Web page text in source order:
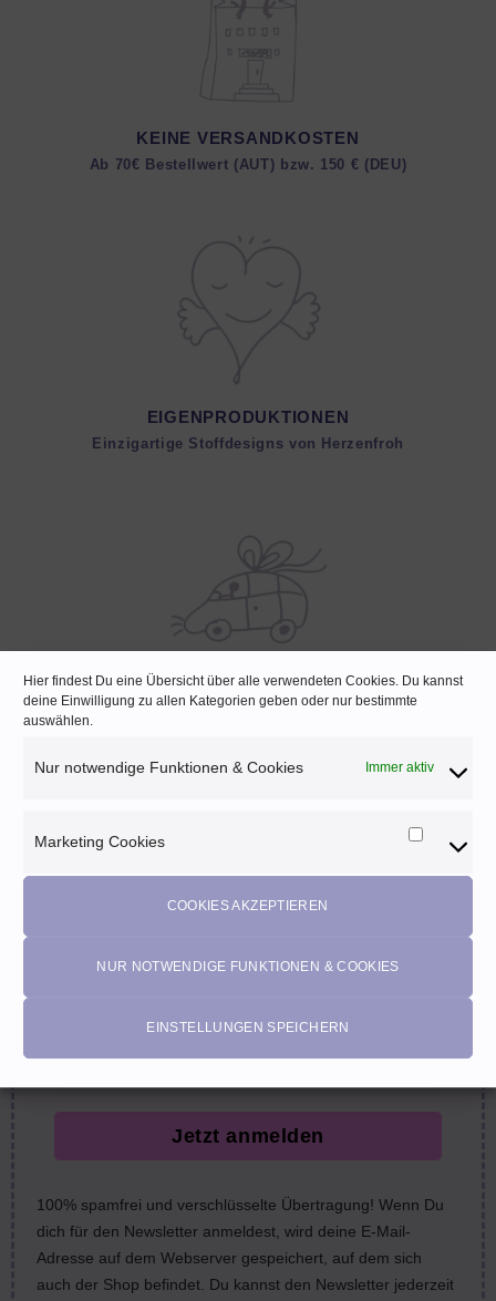
Hier findest Du eine Übersicht über alle verwendeten Cookies. Du kannst
deine Einwilligung zu allen Kategorien geben oder nur bestimmte
auswählen.
Nur notwendige Funktionen & Cookies Immer aktiv
Marketing Cookies
Cookies
COOKIES AKZEPTIEREN
NUR NOTWENDIGE FUNKTIONEN & COOKIES
EINSTELLUNGEN SPEICHERN
KEINE VERSANDKOSTEN
Ab 70€ Bestellwert (AUT) bzw. 150 € (DEU)
EIGENPRODUKTIONEN
Einzigartige Stoffdesigns von Herzenfroh
SCHNELLE LIEFERUNG
Lagernde Artikel werden noch am selben Tag verpackt
Melde dich für unseren Newsletter an und
profitiere von diesen Vorteilen:
nächste Bestellung (Gutscheine ausgeschlossen)
Jetzt anmelden
100% spamfrei und verschlüsselte Übertragung! Wenn Du
dich für den Newsletter anmeldest, wird deine E-Mail-
Adresse auf dem Webserver gespeichert, auf dem sich
auch der Shop befindet. Du kannst den Newsletter jederzeit